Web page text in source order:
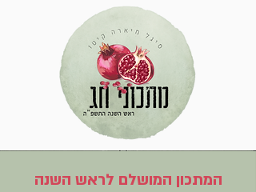
המתכון המושלם לראש השנה